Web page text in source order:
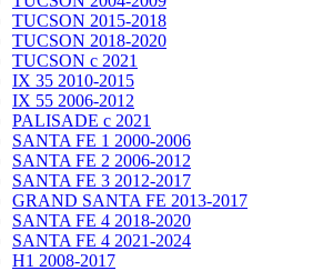
TUCSON 2015-2018
TUCSON 2018-2020
TUCSON с 2021
IX 35 2010-2015
IX 55 2006-2012
PALISADE с 2021
SANTA FE 1 2000-2006
SANTA FE 2 2006-2012
SANTA FE 3 2012-2017
GRAND SANTA FE 2013-2017
SANTA FE 4 2018-2020
SANTA FE 4 2021-2024
H1 2008-2017